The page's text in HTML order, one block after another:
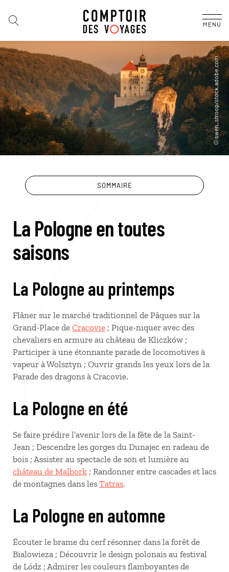
MENU
SOMMAIRE
La Pologne en toutes
saisons
La Pologne au printemps
Flâner sur le marché traditionnel de Pâques sur la
Grand-Place de Cracovie ; Pique-niquer avec des
chevaliers en armure au château de Kliczków ;
Participer à une étonnante parade de locomotives à
vapeur à Wolsztyn ; Ouvrir grands les yeux lors de la
Parade des dragons à Cracovie.
La Pologne en été
Se faire prédire l’avenir lors de la fête de la Saint-
Jean ; Descendre les gorges du Dunajec en radeau de
bois ; Assister au spectacle de son et lumière au
château de Malbork ; Randonner entre cascades et lacs
de montagnes dans les Tatras.
La Pologne en automne
Écouter le brame du cerf résonner dans la forêt de
Bialowieza ; Découvrir le design polonais au festival
de Lódz ; Admirer les couleurs flamboyantes de